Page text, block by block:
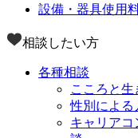
設備・器具使用
相談したい方
各種相談
こころと
性別による
キャリアコ